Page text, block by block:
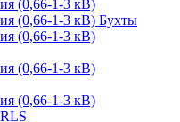
(0,66-1-3 кВ)
(0,66-1-3 кВ) Бухты
(0,66-1-3 кВ)
(0,66-1-3 кВ)
(0,66-1-3 кВ)